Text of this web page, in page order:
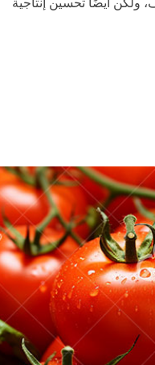
ولكن أيضًا تحسين إنتاجية